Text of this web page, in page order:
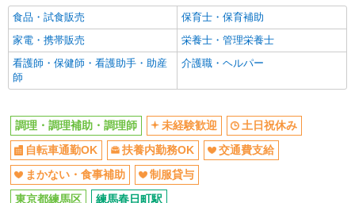
同じ特徴から求人を探す
未経験歓迎
土日祝休み
扶養内勤務OK
交通費支給
まかない・食事補助
食品・試食販売
保育士・保育補助
家電・携帯販売
栄養士・管理栄養士
看護師・保健師・看護助手・助産
師
介護職・ヘルパー
調理・調理補助・調理師 未経験歓迎
土日祝休み
自転車通勤OK
扶養内勤務OK
交通費支給
まかない・食事補助
制服貸与
東京都練馬区
練馬春日町駅